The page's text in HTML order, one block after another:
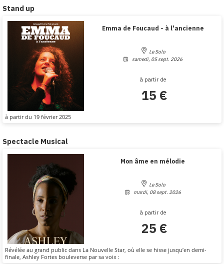
Stand up
Emma de Foucaud - à l'ancienne
Le Solo
samedi, 05 sept. 2026
à partir de
15 €
à partir du 19 février 2025
Spectacle Musical
Mon âme en mélodie
Le Solo
mardi, 08 sept. 2026
à partir de
25 €
Révélée au grand public dans La Nouvelle Star, où elle se hisse jusqu’en demi-
finale, Ashley Fortes bouleverse par sa voix :